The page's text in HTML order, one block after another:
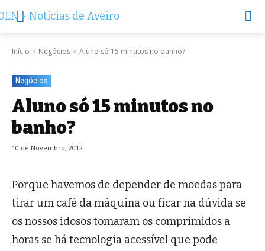
Início Negócios Aluno só 15 minutos no banho?
Negócios
Aluno só 15 minutos no
banho?
10 de Novembro, 2012
Porque havemos de depender de moedas para
tirar um café da máquina ou ficar na dúvida se
os nossos idosos tomaram os comprimidos a
horas se há tecnologia acessível que pode